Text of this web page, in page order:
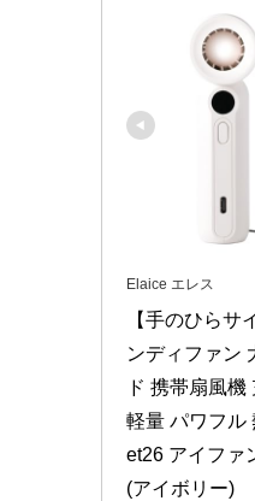
Elaice エレス
【手のひらサ
ンディファン
ド 携帯扇風機
軽量 パワフル
et26 アイファ
(アイボリー)